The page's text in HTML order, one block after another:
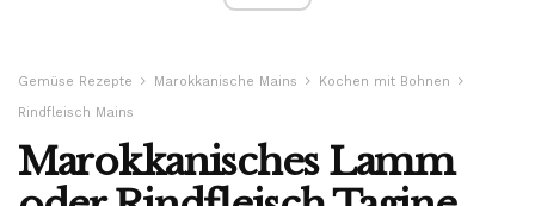
Gemüse Rezepte Marokkanische Mains
Kochen mit Bohnen
Rindfleisch Mains
Marokkanisches Lamm